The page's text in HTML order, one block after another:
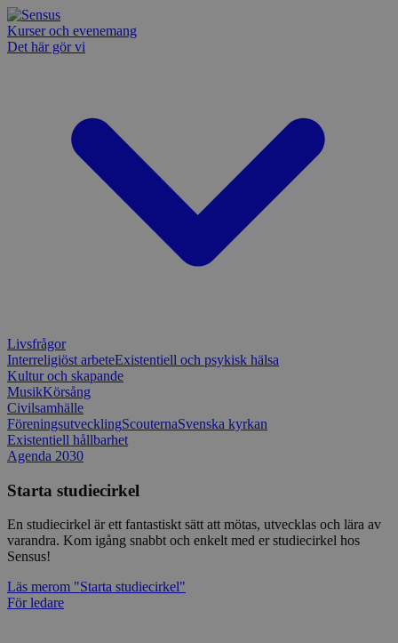
Kurser och evenemang
Det här gör vi
Livsfrågor
Interreligiöst arbeteExistentiell och psykisk hälsa
Kultur och skapande
MusikKörsång
Civilsamhälle
FöreningsutvecklingScouternaSvenska kyrkan
Existentiell hållbarhet
Agenda 2030
Starta studiecirkel
En studiecirkel är ett fantastiskt sätt att mötas, utvecklas och lära av
varandra. Kom igång snabbt och enkelt med er studiecirkel hos
Sensus!
Läs merom "Starta studiecirkel"
För ledare